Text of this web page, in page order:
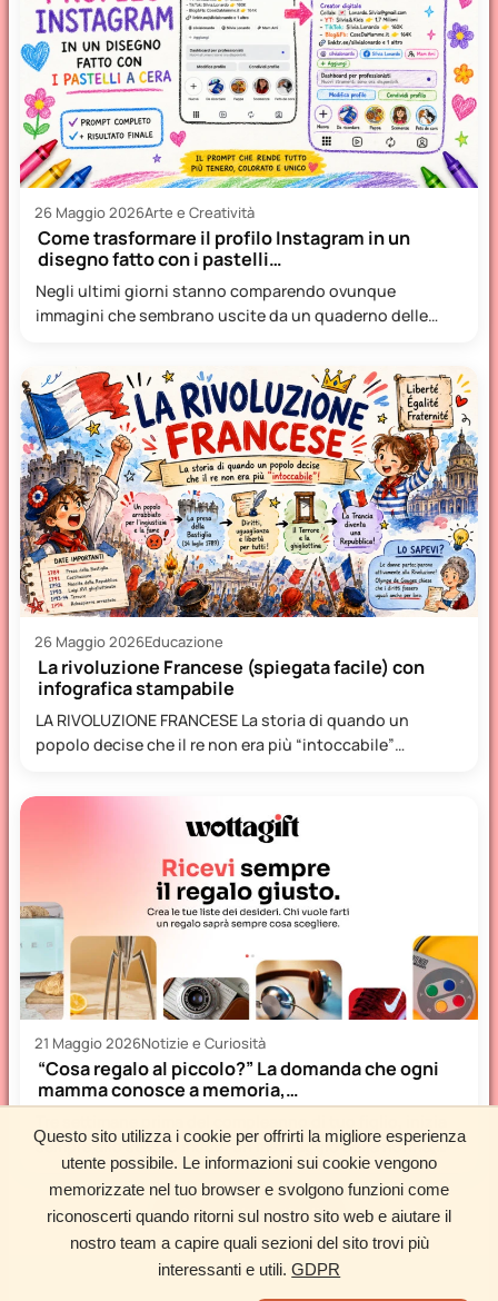
Questo sito utilizza i cookie per offrirti la migliore esperienza
utente possibile. Le informazioni sui cookie vengono
memorizzate nel tuo browser e svolgono funzioni come
riconoscerti quando ritorni sul nostro sito web e aiutare il
nostro team a capire quali sezioni del sito trovi più
interessanti e utili. GDPR
26 Maggio 2026Arte e Creatività
Come trasformare il profilo Instagram in un
disegno fatto con i pastelli…
Negli ultimi giorni stanno comparendo ovunque
immagini che sembrano uscite da un quaderno delle
26 Maggio 2026Educazione
La rivoluzione Francese (spiegata facile) con
infografica stampabile
LA RIVOLUZIONE FRANCESE La storia di quando un
popolo decise che il re non era più “intoccabile”
21 Maggio 2026Notizie e Curiosità
“Cosa regalo al piccolo?” La domanda che ogni
mamma conosce a memoria,…
sempre allo stesso modo: un messaggio della nonna,
uno…
Carica altri articoli